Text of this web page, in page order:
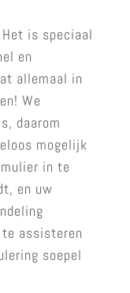
is speciaal
en
allemaal in
We
daarom
mogelijk
in te
en uw
assisteren
soepel